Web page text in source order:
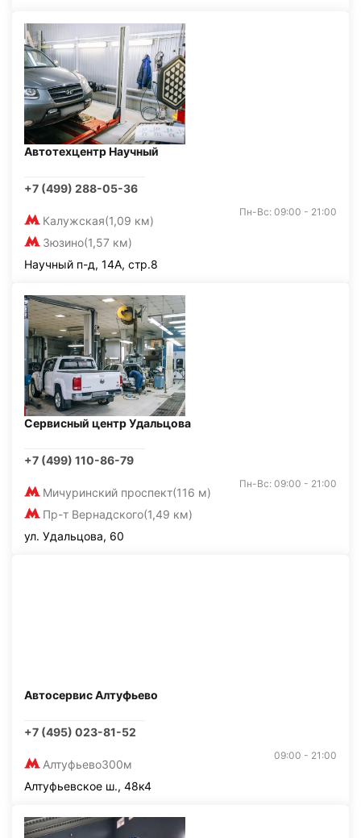
Автотехцентр Научный
+7 (499) 288-05-36
Калужская(1,09 км)
Зюзино(1,57 км)
Пн-Вс: 09:00 - 21:00
Научный п-д, 14А, стр.8
Сервисный центр Удальцова
+7 (499) 110-86-79
Мичуринский проспект(116 м)
Пр-т Вернадского(1,49 км)
Пн-Вс: 09:00 - 21:00
ул. Удальцова, 60
Автосервис Алтуфьево
+7 (495) 023-81-52
Алтуфьево300м
09:00 - 21:00
Алтуфьевское ш., 48к4